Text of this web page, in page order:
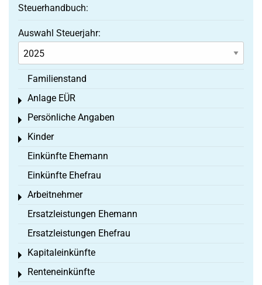
Steuerhandbuch:
Auswahl Steuerjahr:
Familienstand
Anlage EÜR
Toggle menu
Persönliche Angaben
Toggle menu
Kinder
Toggle menu
Einkünfte Ehemann
Einkünfte Ehefrau
Arbeitnehmer
Toggle menu
Ersatzleistungen Ehemann
Ersatzleistungen Ehefrau
Kapitaleinkünfte
Toggle menu
Renteneinkünfte
Toggle menu